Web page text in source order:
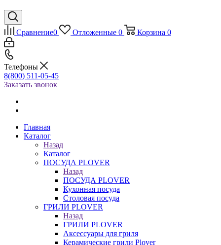
Сравнение0 Отложенные 0 Корзина 0
Телефоны
8(800) 511-05-45
Заказать звонок
Главная
Каталог
Назад
Каталог
ПОСУДА PLOVER
Назад
ПОСУДА PLOVER
Кухонная посуда
Столовая посуда
ГРИЛИ PLOVER
Назад
ГРИЛИ PLOVER
Аксессуары для гриля
Керамические грили Plover